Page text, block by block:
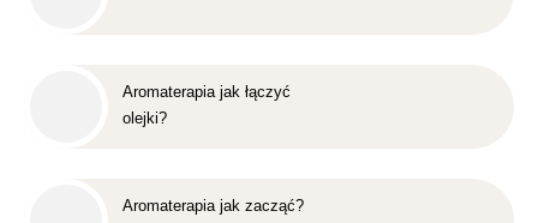
Aromaterapia jak łączyć
olejki?
Aromaterapia jak zacząć?